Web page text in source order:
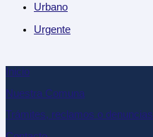
Urbano
Urgente
Inicio
Nuestra Comuna
Trámites, reclamos o denuncias